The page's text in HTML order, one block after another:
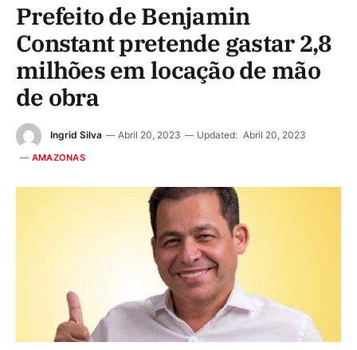
Prefeito de Benjamin
Constant pretende gastar 2,8
milhões em locação de mão
de obra
Ingrid Silva Abril 20, 2023 Updated: Abril 20, 2023
AMAZONAS